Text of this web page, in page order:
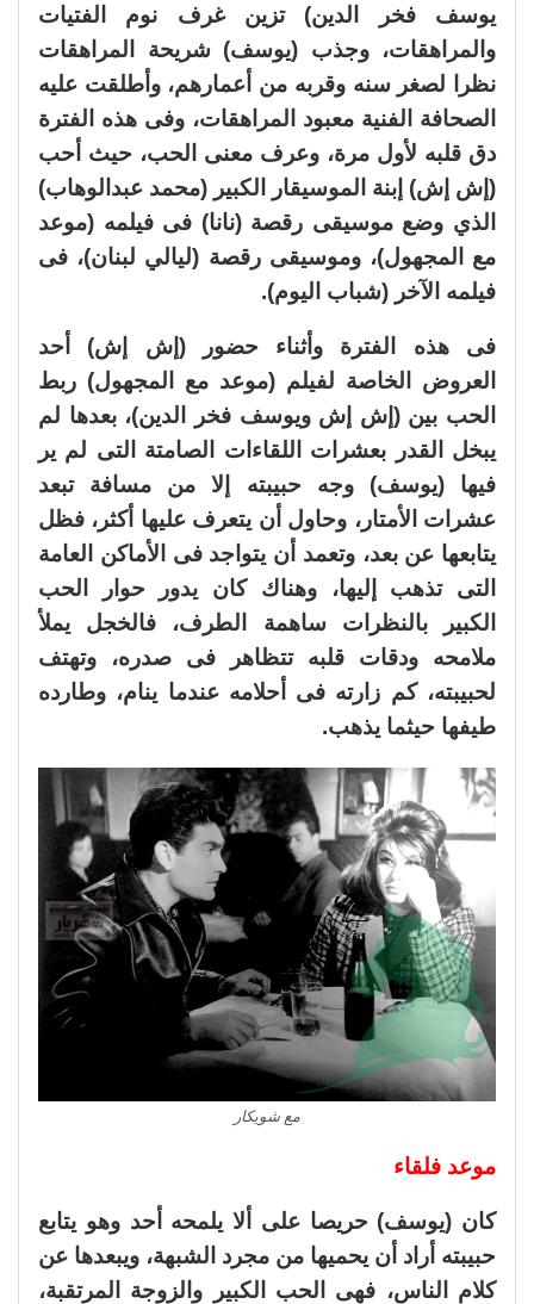
يوسف فخر الدين) تزين غرف نوم الفتيات
والمراهقات، وجذب (يوسف) شريحة المراهقات
نظرا لصغر سنه وقربه من أعمارهم، وأطلقت عليه
الصحافة الفنية معبود المراهقات، وفى هذه الفترة
دق قلبه لأول مرة، وعرف معنى الحب، حيث أحب
(إش إش) إبنة الموسيقار الكبير (محمد عبدالوهاب)
الذي وضع موسيقى رقصة (نانا) فى فيلمه (موعد
مع المجهول)، وموسيقى رقصة (ليالي لبنان)، فى
فيلمه الآخر (شباب اليوم).
فى هذه الفترة وأثناء حضور (إش إش) أحد
العروض الخاصة لفيلم (موعد مع المجهول) ربط
الحب بين (إش إش ويوسف فخر الدين)، بعدها لم
يبخل القدر بعشرات اللقاءات الصامتة التى لم ير
فيها (يوسف) وجه حبيبته إلا من مسافة تبعد
عشرات الأمتار، وحاول أن يتعرف عليها أكثر، فظل
يتابعها عن بعد، وتعمد أن يتواجد فى الأماكن العامة
التى تذهب إليها، وهناك كان يدور حوار الحب
الكبير بالنظرات ساهمة الطرف، فالخجل يملأ
ملامحه ودقات قلبه تتظاهر فى صدره، وتهتف
لحبيبته، كم زارته فى أحلامه عندما ينام، وطارده
طيفها حيثما يذهب.
مع شويكار
موعد فلقاء
كان (يوسف) حريصا على ألا يلمحه أحد وهو يتابع
حبيبته أراد أن يحميها من مجرد الشبهة، ويبعدها عن
كلام الناس، فهى الحب الكبير والزوجة المرتقبة،